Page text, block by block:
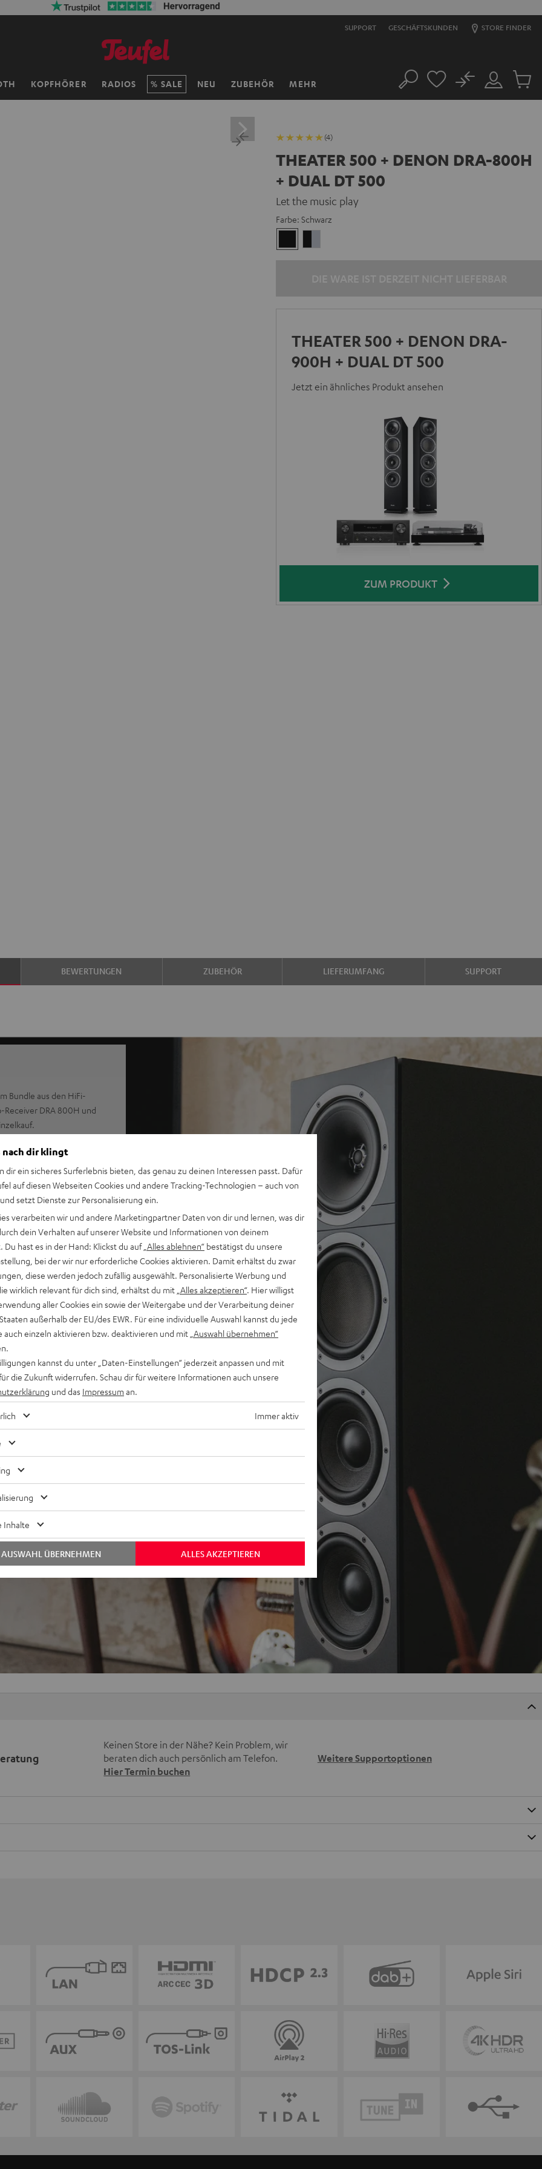
SUPPORT GESCHÄFTSKUNDEN STORE FINDER
KOPFHÖRER RADIOS SALE NEU ZUBEHÖR MEHR Suche
Mein
Konto
No
Artikel
(4)
THEATER 500 + DENON DRA-800H
+ DUAL DT 500
Let the music play
Farbe: Schwarz
THEATER 500 + DENON DRA-
900H + DUAL DT 500
Jetzt ein ähnliches Produkt ansehen
ZUM PRODUKT
BEWERTUNGEN ZUBEHÖR LIEFERUMFANG SUPPORT
Bundle aus den HiFi-
DRA 800H und
Netzwerk-Receiver DRA-
für einen authentischen
für extremen
im Raum
Playback, Phono-
und 1 HDMI Ausgang
AirPlay 2, Napster, TuneIn,
geeignet für LP
und mehr möglich,
Keinen Store in der Nähe? Kein Problem, wir
beraten dich auch persönlich am Telefon.
Hier Termin buchen
Weitere Supportoptionen
nach dir klingt
dir ein sicheres Surferlebnis bieten, das genau zu deinen Interessen passt. Dafür
auf diesen Webseiten Cookies und andere Tracking-Technologien – auch von
setzt Dienste zur Personalisierung ein.
verarbeiten wir und andere Marketingpartner Daten von dir und lernen, was dir
dein Verhalten auf unserer Website und Informationen von deinem
Du hast es in der Hand: Klickst du auf „Alles ablehnen“ bestätigst du unsere
bei der wir nur erforderliche Cookies aktivieren. Damit erhältst du zwar
diese werden jedoch zufällig ausgewählt. Personalisierte Werbung und
wirklich relevant für dich sind, erhältst du mit „Alles akzeptieren“. Hier willigst
aller Cookies ein sowie der Weitergabe und der Verarbeitung deiner
außerhalb der EU/des EWR. Für eine individuelle Auswahl kannst du jede
auch einzeln aktivieren bzw. deaktivieren und mit „Auswahl übernehmen“
kannst du unter „Daten-Einstellungen“ jederzeit anpassen und mit
die Zukunft widerrufen. Schau dir für weitere Informationen auch unsere
und das Impressum an.
Immer aktiv
Inhalte
ALLES AKZEPTIEREN
AUSWAHL ÜBERNEHMEN